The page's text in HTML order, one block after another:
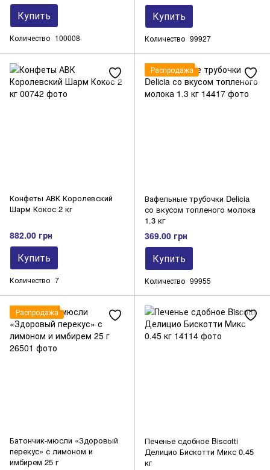
Купить
Количество 100008
Купить
Количество 99927
Конфеты АВК Королевский
Шарм Кокос 2 кг
882.00 грн
Купить
Количество 7
Распродажа
Вафельные трубочки Delicia
со вкусом топленого молока
1.3 кг
369.00 грн
Купить
Количество 99955
Распродажа
Батончик-мюсли «Здоровый
перекус» с лимоном и
имбирем 25 г
Печенье сдобное Biscotti
Делицио Бискотти Микс 0.45
кг